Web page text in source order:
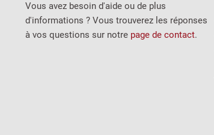
Vous avez besoin d'aide ou de plus
d'informations ? Vous trouverez les réponses
à vos questions sur notre page de contact.